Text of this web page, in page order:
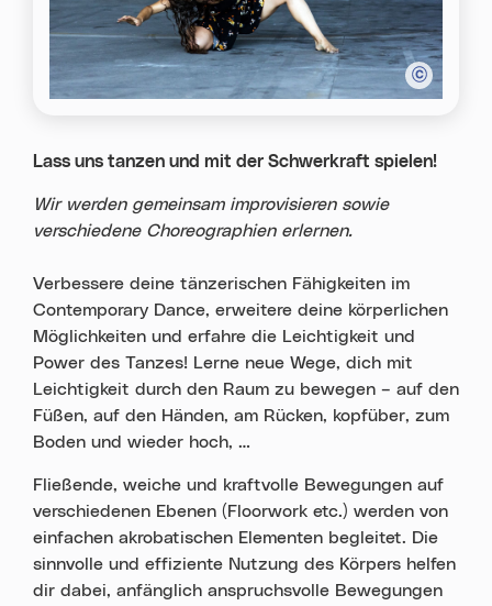
Lass uns tanzen und mit der Schwerkraft spielen!
Wir werden gemeinsam improvisieren sowie
verschiedene Choreographien erlernen.
Verbessere deine tänzerischen Fähigkeiten im
Contemporary Dance, erweitere deine körperlichen
Möglichkeiten und erfahre die Leichtigkeit und
Power des Tanzes! Lerne neue Wege, dich mit
Leichtigkeit durch den Raum zu bewegen – auf den
Füßen, auf den Händen, am Rücken, kopfüber, zum
Boden und wieder hoch, …
Fließende, weiche und kraftvolle Bewegungen auf
verschiedenen Ebenen (Floorwork etc.) werden von
einfachen akrobatischen Elementen begleitet. Die
sinnvolle und effiziente Nutzung des Körpers helfen
dir dabei, anfänglich anspruchsvolle Bewegungen